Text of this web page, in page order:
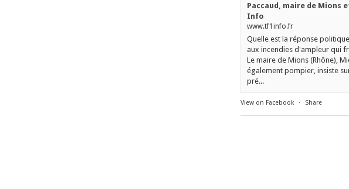
Paccaud, maire de Mions
Info
www.tf1info.fr
Quelle est la réponse
aux incendies d'ampleur qui
Le maire de Mions (Rhône),
également pompier, insiste
pré...
View on Facebook · Share